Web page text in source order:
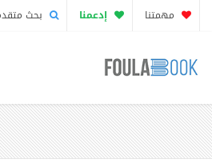
مهمتنا إدعمنا بحث